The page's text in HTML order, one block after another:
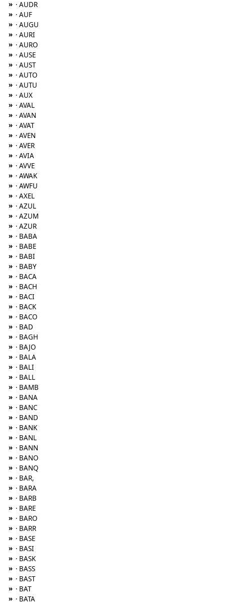
» · AUDR
» · AUF
» · AUGU
» · AURI
» · AURO
» · AUSE
» · AUST
» · AUTO
» · AUTU
» · AUX
» · AVAL
» · AVAN
» · AVAT
» · AVEN
» · AVER
» · AVIA
» · AVVE
» · AWAK
» · AWFU
» · AXEL
» · AZUL
» · AZUM
» · AZUR
» · BABA
» · BABE
» · BABI
» · BABY
» · BACA
» · BACH
» · BACI
» · BACK
» · BACO
» · BAD
» · BAGH
» · BAJO
» · BALA
» · BALI
» · BALL
» · BAMB
» · BANA
» · BANC
» · BAND
» · BANK
» · BANL
» · BANN
» · BANO
» · BANQ
» · BAR,
» · BARA
» · BARB
» · BARE
» · BARO
» · BARR
» · BASE
» · BASI
» · BASK
» · BASS
» · BAST
» · BAT
» · BATA